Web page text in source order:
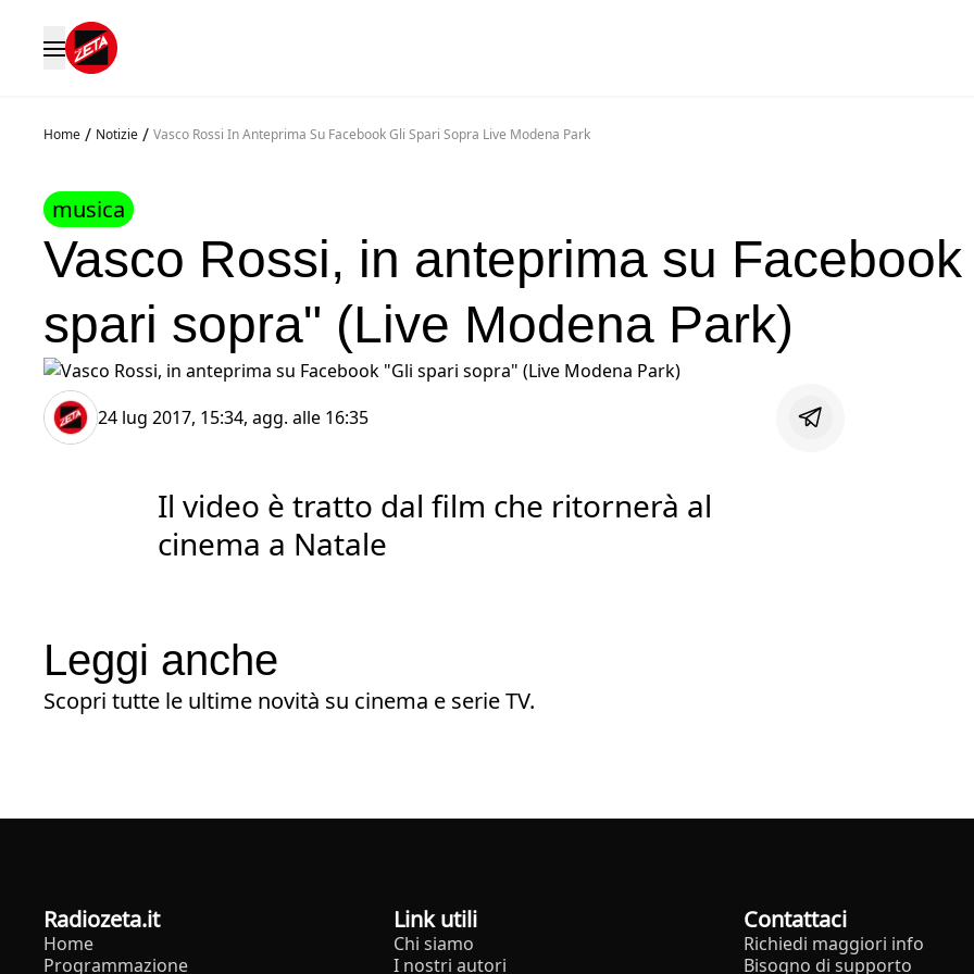
Home / Notizie / Vasco Rossi In Anteprima Su Facebook Gli Spari Sopra Live Modena Park
musica
Vasco Rossi, in anteprima su
spari sopra" (Live Modena Park)
24 lug 2017, 15:34, agg. alle 16:35
Il video è tratto dal film che ritornerà al
cinema a Natale
Leggi anche
Scopri tutte le ultime novità su cinema e serie TV.
radiozeta.it
Home
Programmazione
Link utili
Chi siamo
I nostri autori
Contattaci
Richiedi maggiori info
Bisogno di supporto